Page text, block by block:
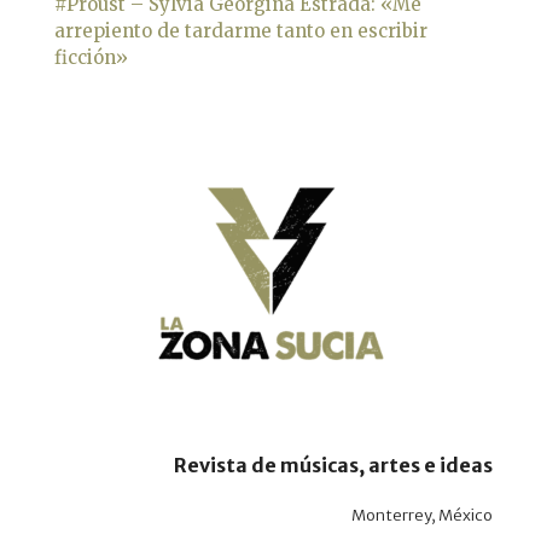
arrepiento de tardarme tanto en escribir
ficción»
Revista de músicas, artes e ideas
Monterrey, México